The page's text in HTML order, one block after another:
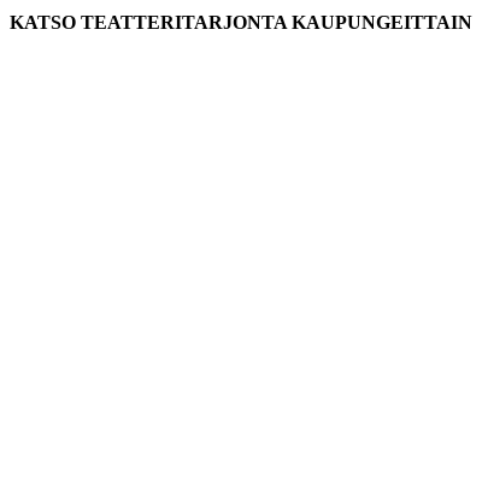
KATSO TEATTERITARJONTA KAUPUNGEITTAIN